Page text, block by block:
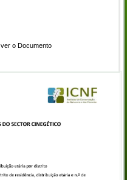
o Documento